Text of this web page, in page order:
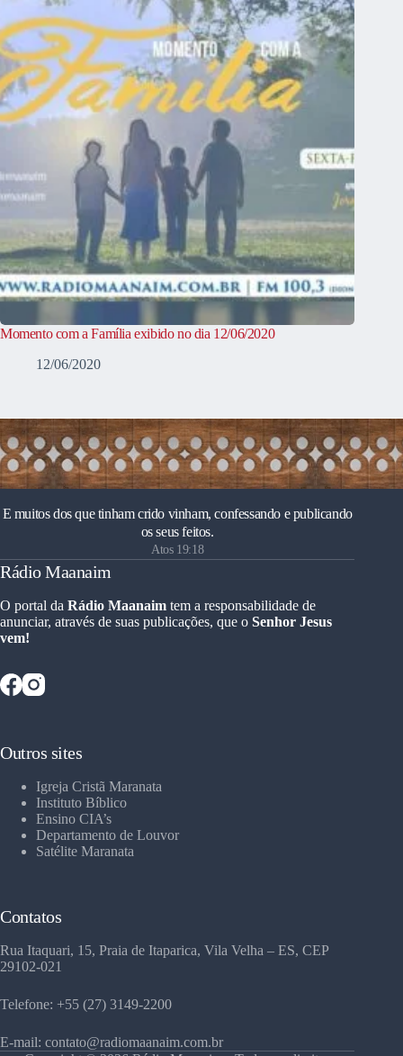
Momento com a Família exibido no dia 12/06/2020
12/06/2020
E muitos dos que tinham crido vinham, confessando e publicando
os seus feitos.
Atos 19:18
Rádio Maanaim
O portal da Rádio Maanaim tem a responsabilidade de
anunciar, através de suas publicações, que o Senhor Jesus
vem!
Outros sites
Igreja Cristã Maranata
Instituto Bíblico
Ensino CIA’s
Departamento de Louvor
Satélite Maranata
Contatos
Rua Itaquari, 15, Praia de Itaparica, Vila Velha – ES, CEP
29102-021
Telefone: +55 (27) 3149-2200
E-mail: contato@radiomaanaim.com.br